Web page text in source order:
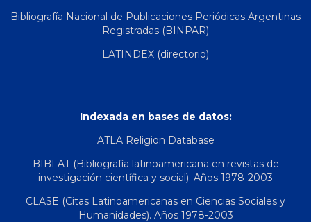
Bibliografía Nacional de Publicaciones Periódicas Argentinas
Registradas (BINPAR)
LATINDEX (directorio)
Indexada en bases de datos:
ATLA Religion Database
BIBLAT (Bibliografía latinoamericana en revistas de
investigación científica y social). Años 1978-2003
CLASE (Citas Latinoamericanas en Ciencias Sociales y
Humanidades). Años 1978-2003